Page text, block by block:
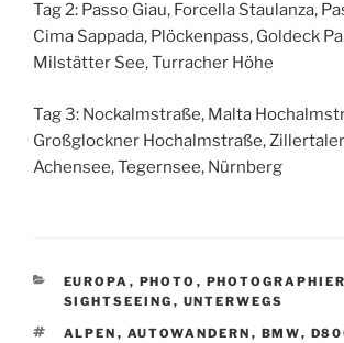
Tag 2: Passo Giau, Forcella Staulanza,
Cima Sappada, Plöckenpass, Goldeck
Milstätter See, Turracher Höhe
Tag 3: Nockalmstraße, Malta
Großglockner Hochalmstraße,
Achensee, Tegernsee, Nürnberg
KATEGORIEN
EUROPA , PHOTO ,
SIGHTSEEING , UNTERWEGS
SCHLAGWÖRTER
ALPEN , AUTOWANDERN , BMW,